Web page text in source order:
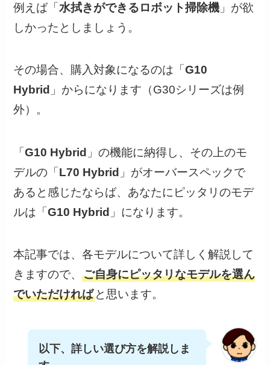
例えば「水拭きができるロボット掃除機 」が欲
しかったとしましょう。
その場合、購入対象になるのは「G10
Hybrid 」からになります（G30シリーズは例
外）。
「G10 Hybrid 」の機能に納得し、その上のモ
デルの「L70 Hybrid 」がオーバースペックで
あると感じたならば、あなたにピッタリのモデ
ルは「G10 Hybrid 」になります。
本記事では、各モデルについて詳しく解説して
きますので、ご自身にピッタリなモデルを選ん
でいただければ と思います。
以下、詳しい選び方を解説しま